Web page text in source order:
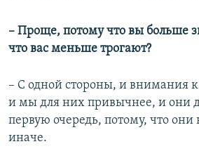
– Проще, потому что вы больше
что вас меньше трогают?
– С одной стороны, и внимания
и мы для них привычнее, и они
первую очередь, потому, что они
иначе.